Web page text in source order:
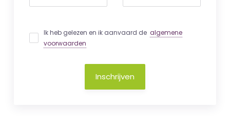
Ik heb gelezen en ik aanvaard de algemene
voorwaarden
Inschrijven